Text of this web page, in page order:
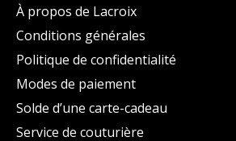
À propos de Lacroix
Conditions générales
Politique de confidentialité
Modes de paiement
Solde d’une carte-cadeau
Service de couturière